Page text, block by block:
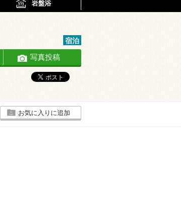
岩盤浴
宿泊
写真投稿
お気に入りに追加